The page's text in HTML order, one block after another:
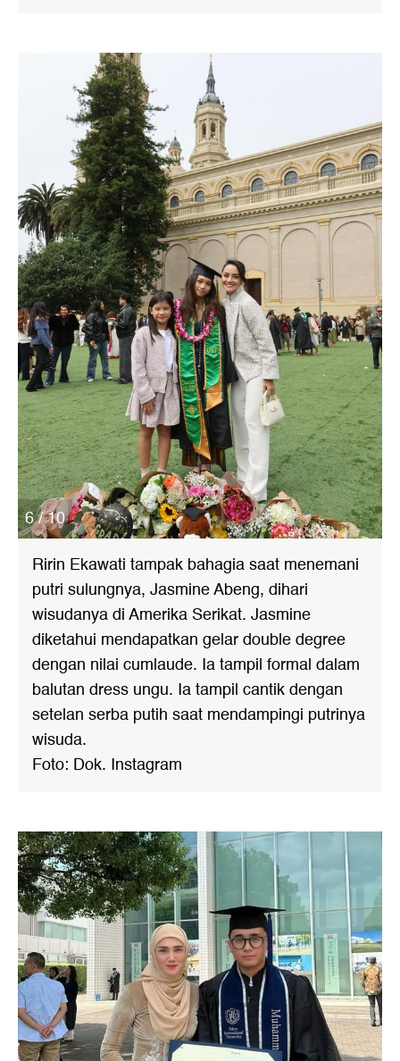
6 / 10
Ririn Ekawati tampak bahagia saat menemani
putri sulungnya, Jasmine Abeng, dihari
wisudanya di Amerika Serikat. Jasmine
diketahui mendapatkan gelar double degree
dengan nilai cumlaude. Ia tampil formal dalam
balutan dress ungu. Ia tampil cantik dengan
setelan serba putih saat mendampingi putrinya
wisuda.
Foto: Dok. Instagram